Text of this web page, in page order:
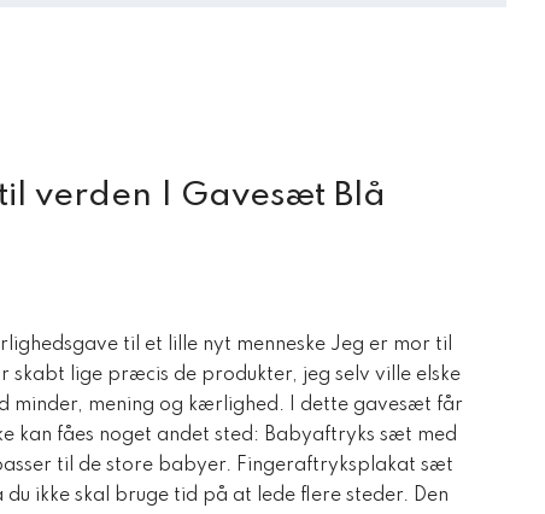
verden | Gavesæt Blå
kr..
til et lille nyt menneske Jeg er mor til
skabt lige præcis de produkter, jeg selv ville elske
minder, mening og kærlighed. I dette gavesæt får
kan fåes noget andet sted: Babyaftryks sæt med
til de store babyer. Fingeraftryksplakat sæt
du ikke skal bruge tid på at lede flere steder. Den